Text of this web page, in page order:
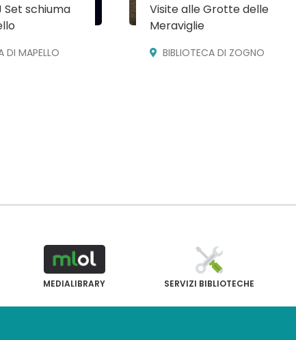
Set schiuma
DI MAPELLO
Visite alle Grotte delle
Meraviglie
BIBLIOTECA DI ZOGNO
MEDIALIBRARY SERVIZI BIBLIOTECHE